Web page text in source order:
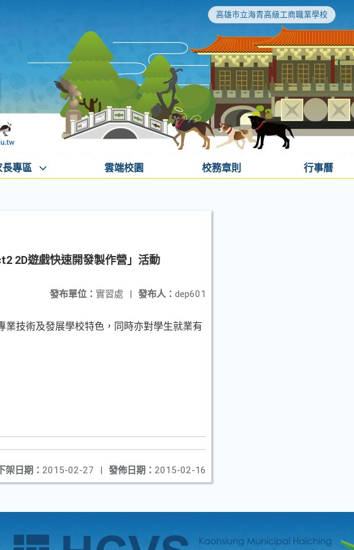
高雄市立海青高級工商職業學校
長專區 雲端校園 校務章則 行事曆
2D遊戲快速開發製作營」活動
發布人： dep601
發布單位： 實習處 |
技術及發展學校特色，同時亦對學生就業有
發佈日期： 2015-02-16
架日期： 2015-02-27 |